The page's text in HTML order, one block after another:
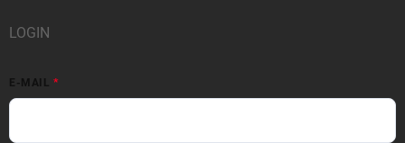
LOGIN
E-MAIL